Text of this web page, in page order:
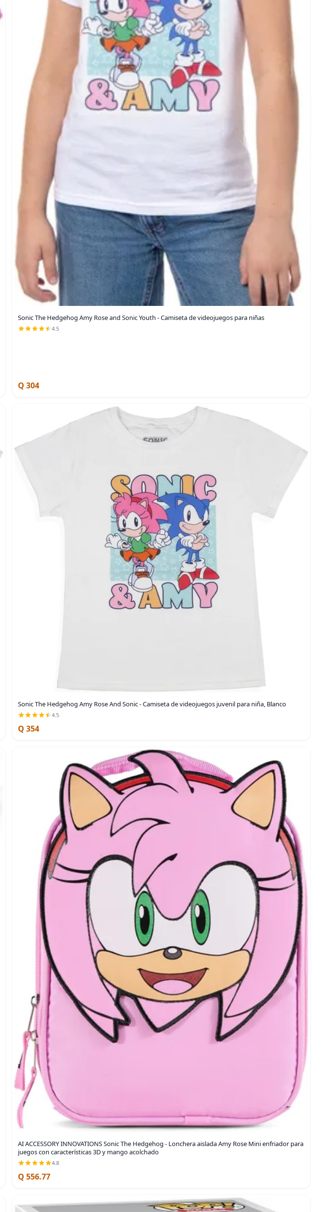
Sonic The Hedgehog Amy Rose and Sonic Youth - Camiseta de videojuegos para niñas
4.5
Q 304
Sonic The Hedgehog Amy Rose And Sonic - Camiseta de videojuegos juvenil para niña, Blanco
4.5
Q 354
AI ACCESSORY INNOVATIONS Sonic The Hedgehog - Lonchera aislada Amy Rose Mini enfriador para
juegos con características 3D y mango acolchado
4.8
Q 556.77